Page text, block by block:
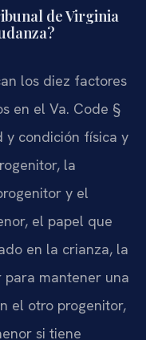
de Virginia
los diez factores
en el Va. Code §
y condición física y
la
y el
el papel que
en la crianza, la
para mantener una
el otro progenitor,
si tiene